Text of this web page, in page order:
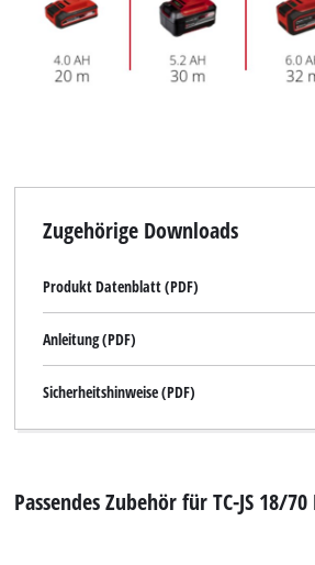
Zugehörige Downloads
Produkt Datenblatt (PDF)
Anleitung (PDF)
Sicherheitshinweise (PDF)
Passendes Zubehör für TC-JS 18/